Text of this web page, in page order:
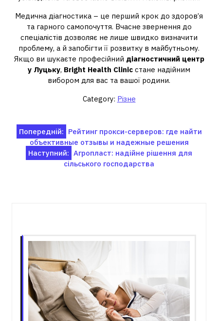
Медична діагностика – це перший крок до здоров’я
та гарного самопочуття. Вчасне звернення до
спеціалістів дозволяє не лише швидко визначити
проблему, а й запобігти її розвитку в майбутньому.
Якщо ви шукаєте професійний діагностичний центр
у Луцьку, Bright Health Clinic стане надійним
вибором для вас та вашої родини.
Category: Різне
Навігація
записів
Попередній: Рейтинг прокси-серверов: где найти
объективные отзывы и надежные решения
Наступний: Агропласт: надійне рішення для
сільського господарства